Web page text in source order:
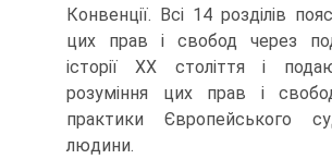
Конвенції. Всі 14 розділів
цих прав і свобод через
історії ХХ століття і
розуміння цих прав і
практики Європейського
людини.